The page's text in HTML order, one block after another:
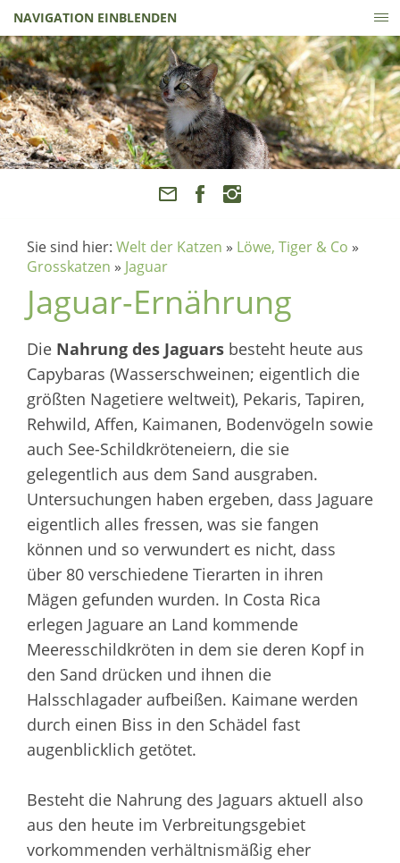
NAVIGATION EINBLENDEN
Sie sind hier: Welt der Katzen » Löwe, Tiger & Co »
Grosskatzen » Jaguar
Jaguar-Ernährung
Die Nahrung des Jaguars besteht heute aus
Capybaras (Wasserschweinen; eigentlich die
größten Nagetiere weltweit), Pekaris, Tapiren,
Rehwild, Affen, Kaimanen, Bodenvögeln sowie
auch See-Schildkröteneiern, die sie
gelegentlich aus dem Sand ausgraben.
Untersuchungen haben ergeben, dass Jaguare
eigentlich alles fressen, was sie fangen
können und so verwundert es nicht, dass
über 80 verschiedene Tierarten in ihren
Mägen gefunden wurden. In Costa Rica
erlegen Jaguare an Land kommende
Meeresschildkröten in dem sie deren Kopf in
den Sand drücken und ihnen die
Halsschlagader aufbeißen. Kaimane werden
durch einen Biss in den Schädel fast
augenblicklich getötet.
Besteht die Nahrung des Jaguars aktuell also
aus den heute im Verbreitungsgebiet
vorkommenden verhältnismäßig eher